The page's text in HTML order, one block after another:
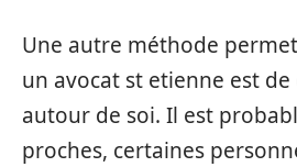
Une autre méthode
un avocat st etienne est
autour de soi. Il est
proches, certaines